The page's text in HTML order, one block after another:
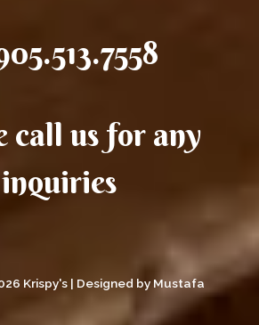
call us for any
inquiries
Krispy's | Designed by Mustafa